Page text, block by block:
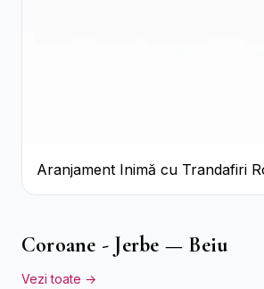
Aranjament Inimă cu Trandafiri
și Ciocolată Ferrero Rocher
Coroane - Jerbe — Beiu
Vezi toate →